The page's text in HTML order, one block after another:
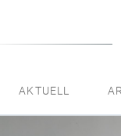
AKTUELL